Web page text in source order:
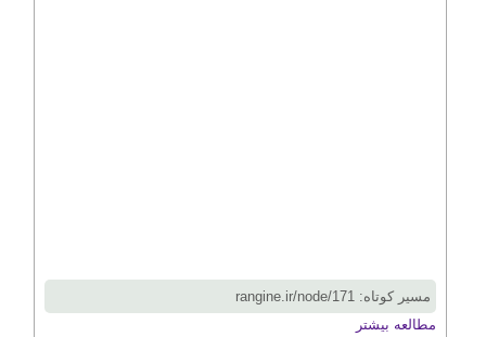
مسیر کوتاه: rangine.ir/node/171
مطالعه بیشتر